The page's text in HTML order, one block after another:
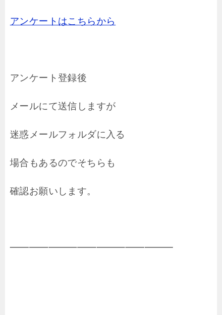
アンケートはこちらから
アンケート登録後
メールにて送信しますが
迷惑メールフォルダに入る
場合もあるのでそちらも
確認お願いします。
━━━━━━━━━━━━━━━━━